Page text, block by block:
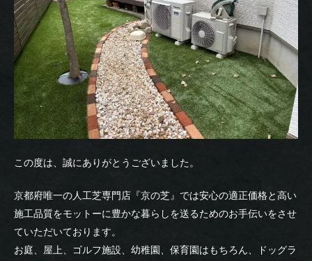
この度は、誠にありがとうございました。
京都府唯一の人工芝専門店『京の芝』では安心の適正価格と高い
施工品質をモットーに豊かな暮らしを送るためのお手伝いをさせ
ていただいております。
お庭、屋上、ゴルフ施設、幼稚園、保育園はもちろん、ドッグラ